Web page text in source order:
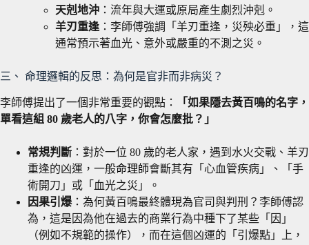
天剋地沖 ：流年與大運或原局產生劇烈沖剋。
羊刃重逢 ：李師傅強調「羊刃重逢，災殃必重」，這
通常預示著血光、意外或嚴重的不測之災。
三、 命理邏輯的反思：為何是官非而非病災？
李師傅提出了一個非常重要的觀點：
「如果隱去黃百鳴的名字，
單看這組 80 歲老人的八字，你會怎麼批？」
常規判斷 ：對於一位 80 歲的老人家，遇到水火交戰、羊刃
重逢的凶運，一般命理師會斷其有「心血管疾病」、「手
術開刀」或「血光之災」。
因果引爆：為何黃百鳴最終體現為官司與判刑？李師傅認
為，這是因為他在過去的商業行為中種下了某些「因」
（例如不規範的操作），而在這個凶運的「引爆點」上，